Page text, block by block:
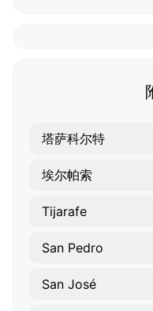
塔萨科尔特
埃尔帕索
Tijarafe
San Pedro
San José